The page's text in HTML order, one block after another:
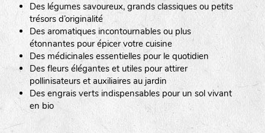
Des légumes savoureux, grands classiques ou petits
trésors d’originalité
Des aromatiques incontournables ou plus
étonnantes pour épicer votre cuisine
Des médicinales essentielles pour le quotidien
Des fleurs élégantes et utiles pour attirer
pollinisateurs et auxiliaires au jardin
Des engrais verts indispensables pour un sol vivant
en bio
tas de compost
fleurs
animaux domestiques